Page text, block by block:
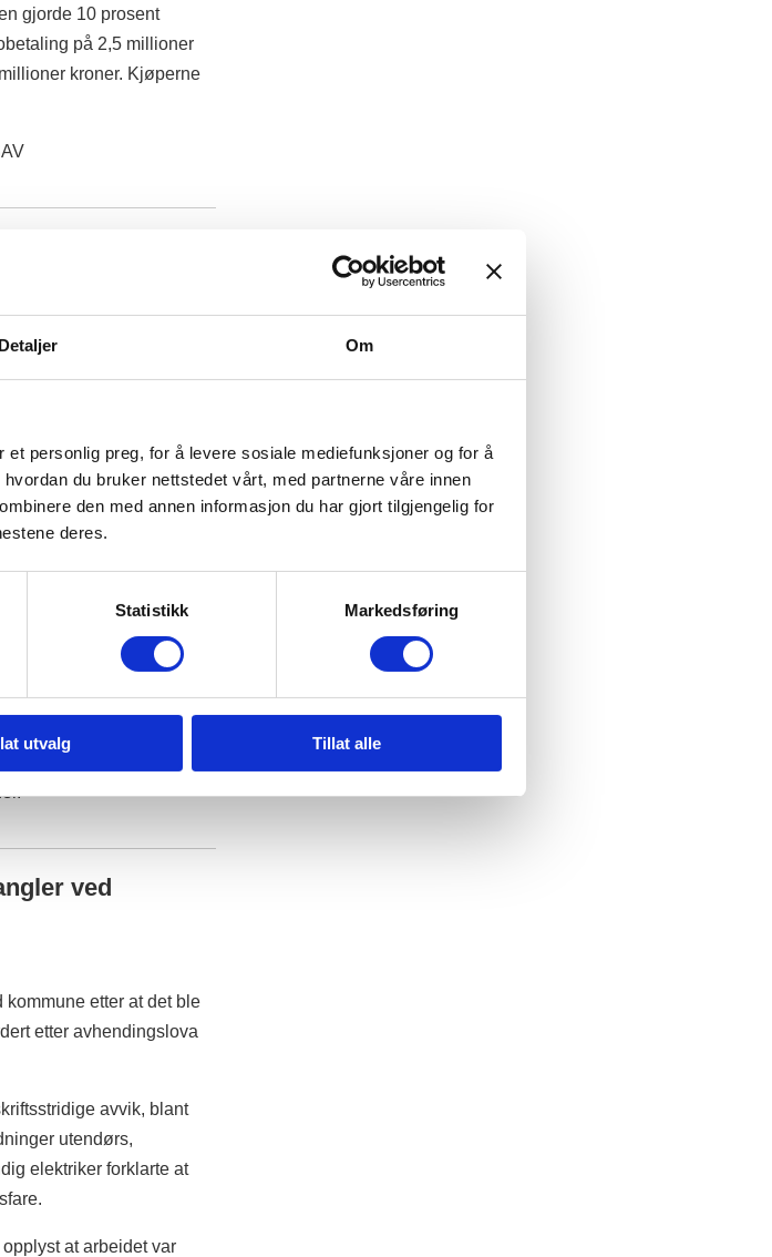
Detaljer Om
personlig preg, for å levere sosiale mediefunksjoner og for å
du bruker nettstedet vårt, med partnerne våre innen
den med annen informasjon du har gjort tilgjengelig for
deres.
Statistikk Markedsføring
utvalg Tillat alle
gjorde 10 prosent
på 2,5 millioner
kroner. Kjøperne
fra tak
krevde over
flere rom. En fagrapport
unnlatt å opplyse
med avhendingslova §
av en slik karakter at det
at det forelå
må være i «vesentlig
tilsvarende 1,8
ved
etter at det ble
etter avhendingslova
avvik, blant
utendørs,
elektriker forklarte at
at arbeidet var